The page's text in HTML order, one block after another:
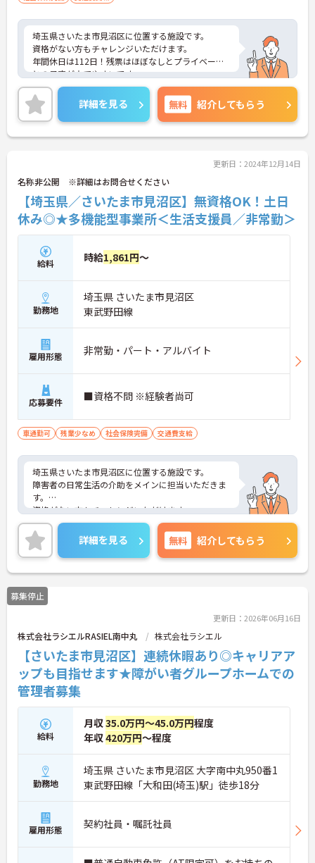
埼玉県さいたま市見沼区に位置する施設です。
資格がない方もチャレンジいただけます。
年間休日は112日！残票はほぼなしとプライベート
との予定が立てやすいです。
ご興味のある方には、面接対策ポイントなど、さら
に詳細をお話しいたしますのでお気軽にご相談くだ
さい！
詳細を見る 無料 紹介してもらう
更新日：2024年12月14日
名称非公開 ※詳細はお問合せください
【埼玉県／さいたま市見沼区】無資格OK！土日
休み◎★多機能型事業所＜生活支援員／非常勤＞
給料 時給1,861円～
勤務地
埼玉県 さいたま市見沼区
東武野田線
雇用形態 非常勤・パート・アルバイト
応募要件 ■資格不問 ※経験者尚可
車通勤可 残業少なめ 社会保険完備 交通費支給
埼玉県さいたま市見沼区に位置する施設です。
障害者の日常生活の介助をメインに担当いただきま
す。
資格がない方もチャレンジいただけます。
ご興味のある方には、面接対策ポイントなど、さら
に詳細をお話しいたしますのでお気軽にご相談くだ
さい！
詳細を見る 無料 紹介してもらう
募集停止
更新日：2026年06月16日
株式会社ラシエルRASIEL南中丸 株式会社ラシエル
【さいたま市見沼区】連続休暇あり◎キャリアア
ップも目指せます★障がい者グループホームでの
管理者募集
給料
月収35.0万円～45.0万円程度
年収420万円～程度
勤務地
埼玉県 さいたま市見沼区 大字南中丸950番1
東武野田線「大和田(埼玉)駅」徒歩18分
雇用形態 契約社員・嘱託社員